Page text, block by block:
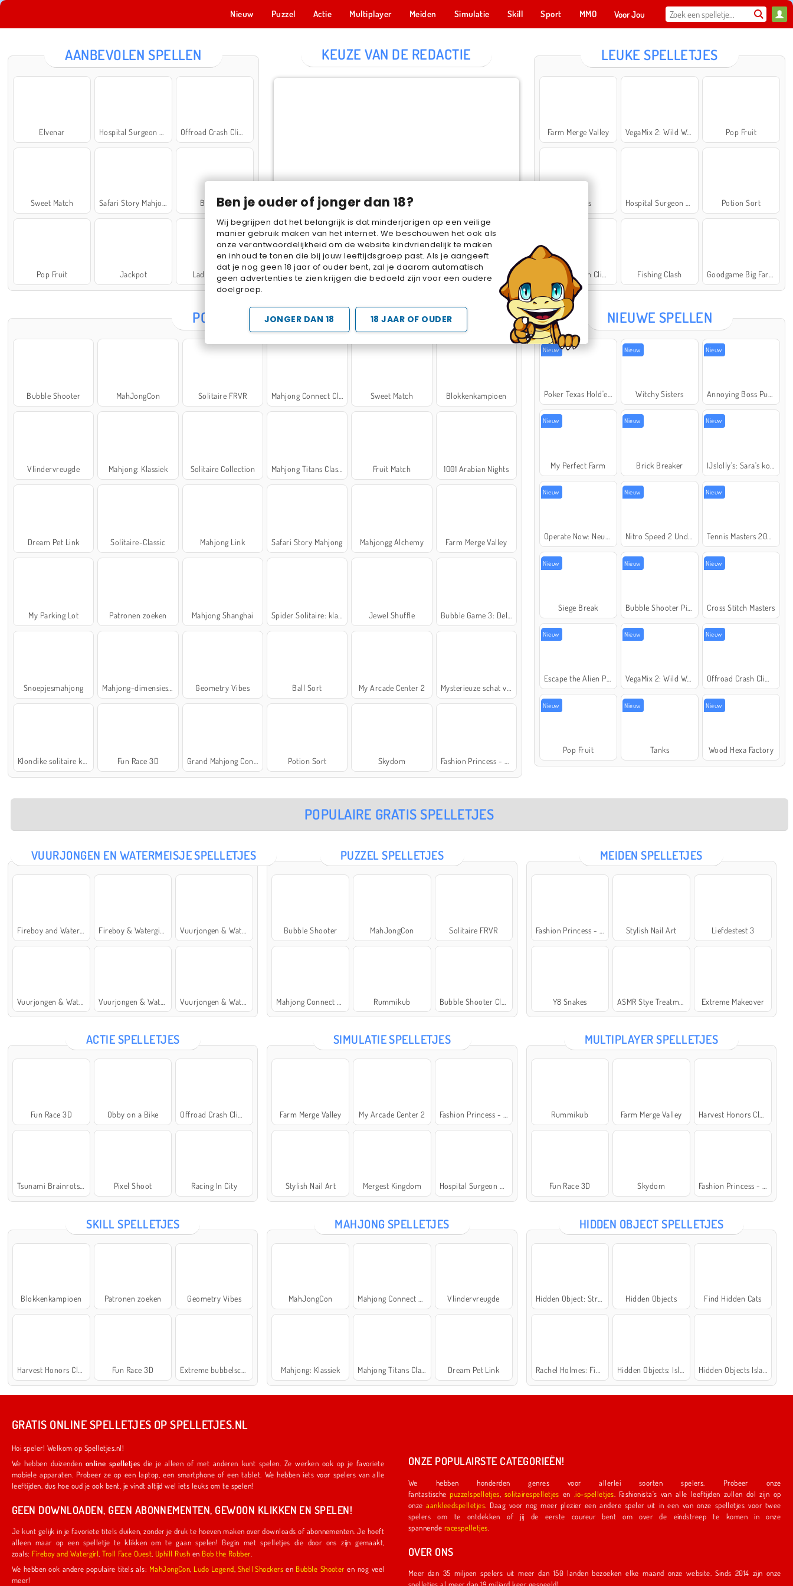
Ben je ouder of jonger dan 18?
Wij begrijpen dat het belangrijk is dat minderjarigen op een veilige
manier gebruik maken van het internet. We beschouwen het ook als
onze verantwoordelijkheid om de website kindvriendelijk te maken
en inhoud te tonen die bij jouw leeftijdsgroep past. Als je aangeeft
dat je nog geen 18 jaar of ouder bent, zal je daarom automatisch
geen advertenties te zien krijgen die bedoeld zijn voor een oudere
doelgroep.
JONGER DAN 18 18 JAAR OF OUDER
Nieuw Puzzel Actie Multiplayer Meiden Simulatie Skill Sport MMO Voor Jou
AANBEVOLEN SPELLEN
Elvenar
Sweet Match Ball Sort
Pop Fruit Jackpot Lady Popular
KEUZE VAN DE REDACTIE
Cake Merge 2 Cross Stitch Masters
Cake Merge 2 Marble Sort Star Stable
LEUKE SPELLETJES
Farm Merge Valley VegaMix 2: Wild West Pop Fruit
Bubbits Potion Sort
Fishing Clash
POPULAIRE SPELLETJES
Bubble Shooter MahJongCon Solitaire FRVR Mahjong Connect Classic Sweet Match Blokkenkampioen
Vlindervreugde Mahjong: Klassiek Solitaire Collection Fruit Match 1001 Arabian Nights
Dream Pet Link Solitaire-Classic Mahjong Link Safari Story Mahjong Mahjongg Alchemy Farm Merge Valley
My Parking Lot Patronen zoeken Mahjong Shanghai Jewel Shuffle
Snoepjesmahjong Mahjong-dimensies: 900 seconden Geometry Vibes Ball Sort My Arcade Center 2 Mysterieuze schat van de zee
Fun Race 3D Potion Sort Skydom
NIEUWE SPELLEN
Nieuw Nieuw
Witchy Sisters
Nieuw
Nieuw
My Perfect Farm
Nieuw
Brick Breaker
Nieuw
Nieuw Nieuw Nieuw
Nieuw
Siege Break
Nieuw Nieuw
Cross Stitch Masters
Nieuw Nieuw
VegaMix 2: Wild West
Nieuw
Nieuw
Pop Fruit
Nieuw
Tanks
Nieuw
Wood Hexa Factory
POPULAIRE GRATIS SPELLETJES
VUURJONGEN EN WATERMEISJE SPELLETJES PUZZEL SPELLETJES
Bubble Shooter MahJongCon Solitaire FRVR
Rummikub
MEIDEN SPELLETJES
Stylish Nail Art Liefdestest 3
Y8 Snakes Extreme Makeover
ACTIE SPELLETJES
Fun Race 3D Obby on a Bike
Pixel Shoot Racing In City
SIMULATIE SPELLETJES
Farm Merge Valley My Arcade Center 2
Stylish Nail Art Mergest Kingdom
MULTIPLAYER SPELLETJES
Rummikub Farm Merge Valley
Fun Race 3D Skydom
SKILL SPELLETJES
Blokkenkampioen Patronen zoeken Geometry Vibes
Fun Race 3D
MAHJONG SPELLETJES
MahJongCon Vlindervreugde
Mahjong: Klassiek Dream Pet Link
HIDDEN OBJECT SPELLETJES
Hidden Objects Find Hidden Cats
GRATIS ONLINE SPELLETJES OP SPELLETJES.NL
Hoi speler! Welkom op Spelletjes.nl!
We hebben duizenden online spelletjes die je alleen of met anderen kunt spelen. Ze werken ook op je favoriete
mobiele apparaten. Probeer ze op een laptop, een smartphone of een tablet. We hebben iets voor spelers van alle
leeftijden, dus hoe oud je ook bent, je vindt altijd wel iets leuks om te spelen!
GEEN DOWNLOADEN, GEEN ABONNEMENTEN, GEWOON KLIKKEN EN SPELEN!
Je kunt gelijk in je favoriete titels duiken, zonder je druk te hoeven maken over downloads of abonnementen. Je hoeft
alleen maar op een spelletje te klikken om te gaan spelen! Begin met spelletjes die door ons zijn gemaakt,
zoals:
Fireboy and Watergirl ,Troll Face Quest Uphill Rush en Bob the Robber
We hebben ook andere populaire titels als: MahJongCon Ludo Legend Shell Shockers en Bubble Shooter en nog veel
meer!
ONZE POPULAIRSTE CATEGORIEËN!
We hebben honderden genres voor allerlei soorten spelers. Probeer onze
fantastischepuzzelspelletjes solitairespelletjes en .io-spelletjes
onzeaankleedspelletjes . Daag voor nog meer plezier een andere speler uit in een van onze spelletjes voor twee
spelers om te ontdekken of jij de eerste coureur bent om over de eindstreep te komen in onze
spannende racespelletjes
OVER ONS
Meer dan 35 miljoen spelers uit meer dan 150 landen bezoeken elke maand onze website. Sinds 2014 zijn onze